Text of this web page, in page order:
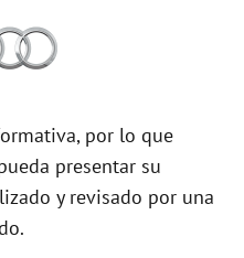
por lo que
presentar su
y revisado por una